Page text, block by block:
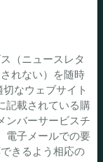
（ニュースレタ
れない）を随時
なウェブサイト
記載されている購
ンバーサービスチ
電子メールでの要
きるよう相応の